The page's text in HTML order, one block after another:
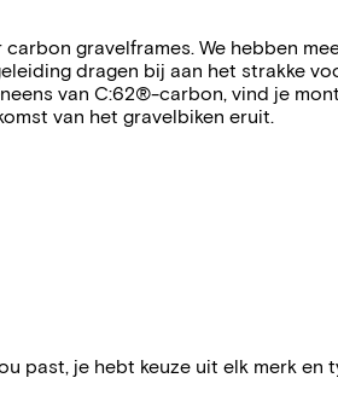
gravelframes. We hebben
dragen bij aan het strakke
van C:62®-carbon, vind je
van het gravelbiken eruit.
past, je hebt keuze uit elk merk en